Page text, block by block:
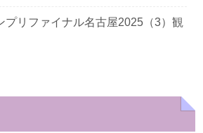
プリファイナル名古屋2025（3）観